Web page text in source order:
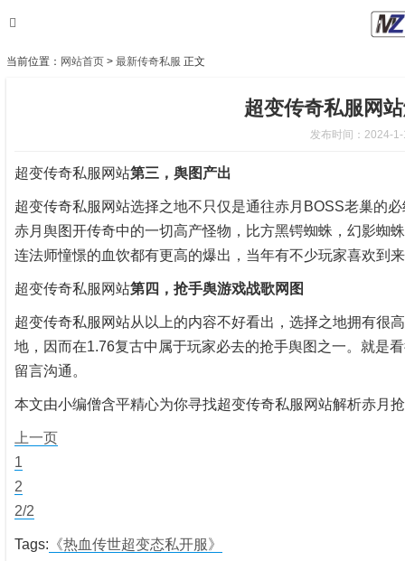
当前位置： 网站首页 > 最新传奇私服 正文
超变传奇私服网
发布时间：2024-
超变传奇私服网站第三，舆图产出
超变传奇私服网站选择之地不只仅是通往赤月BOSS老巢的
赤月舆图开传奇中的一切高产怪物，比方黑锷蜘蛛，幻影蜘
连法师憧憬的血饮都有更高的爆出，当年有不少玩家喜欢到
超变传奇私服网站第四，抢手舆游戏战歌网图
超变传奇私服网站从以上的内容不好看出，选择之地拥有很
地，因而在1.76复古中属于玩家必去的抢手舆图之一。就是
留言沟通。
本文由小编僧含平精心为你寻找超变传奇私服网站解析赤月
上一页
1
2
2/2
Tags: 《热血传世超变态私开服》